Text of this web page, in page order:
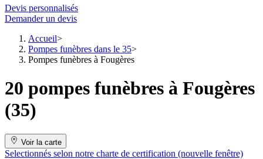
Devis personnalisés
Demander un devis
Accueil
Pompes funèbres dans le 35
Pompes funèbres à Fougères
20 pompes funèbres à Fougères
(35)
Voir la carte
Selectionnés selon notre charte de certification (nouvelle fenêtre)